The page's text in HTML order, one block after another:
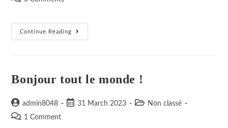
Continue Reading
Elementor
#10
Bonjour tout le monde !
Post
author:
admin8048
Post31 March 2023
Post Non classé
Post1 Comment